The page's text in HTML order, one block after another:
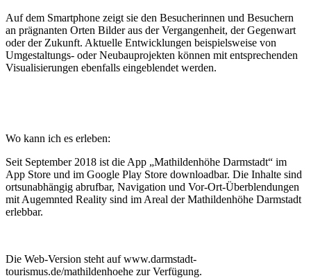
Auf dem Smartphone zeigt sie den Besucherinnen und Besuchern
an prägnanten Orten Bilder aus der Vergangenheit, der Gegenwart
oder der Zukunft. Aktuelle Entwicklungen beispielsweise von
Umgestaltungs- oder Neubauprojekten können mit entsprechenden
Visualisierungen ebenfalls eingeblendet werden.
Wo kann ich es erleben:
Seit September 2018 ist die App „Mathildenhöhe Darmstadt“ im
App Store und im Google Play Store downloadbar. Die Inhalte sind
ortsunabhängig abrufbar, Navigation und Vor-Ort-Überblendungen
mit Augemnted Reality sind im Areal der Mathildenhöhe Darmstadt
erlebbar.
Die Web-Version steht auf www.darmstadt-
tourismus.de/mathildenhoehe zur Verfügung.